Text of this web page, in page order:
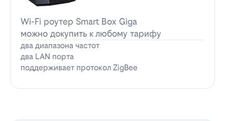
Wi-Fi роутер Smart Box Giga
можно докупить к любому тарифу
два диапазона частот
два LAN порта
поддерживает протокол ZigBee